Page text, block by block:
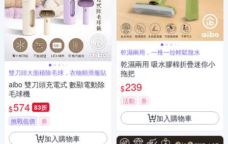
雙刀頭大面積除毛球，衣物順滑服貼
aibo 雙刀頭充電式 數顯電動除
毛球機
$574 83折
挑戰低價 券
加入購物車
乾濕兩用，一推一拉輕鬆脫水
乾濕兩用 吸水膠棉折疊迷你小
拖把
$239
活動 券
加入購物車